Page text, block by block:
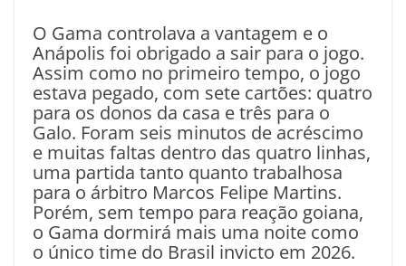
O Gama controlava a vantagem e o
Anápolis foi obrigado a sair para o jogo.
Assim como no primeiro tempo, o jogo
estava pegado, com sete cartões: quatro
para os donos da casa e três para o
Galo. Foram seis minutos de acréscimo
e muitas faltas dentro das quatro linhas,
uma partida tanto quanto trabalhosa
para o árbitro Marcos Felipe Martins.
Porém, sem tempo para reação goiana,
o Gama dormirá mais uma noite como
o único time do Brasil invicto em 2026.